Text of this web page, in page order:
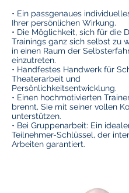
• Ein passgenaues
Ihrer persönlichen Wirkung.
• Die Möglichkeit, sich für die
Trainings ganz sich selbst zu
in einen Raum der
einzutreten.
• Handfestes Handwerk für
Theaterarbeit und
Persönlichkeitsentwicklung.
• Einen hochmotivierten
brennt, Sie mit seiner vollen
unterstützen.
• Bei Gruppenarbeit: Ein
Teilnehmer-Schlüssel, der
Arbeiten garantiert.